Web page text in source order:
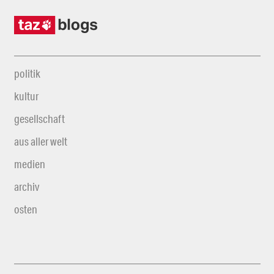
politik
kultur
gesellschaft
aus aller welt
medien
archiv
osten